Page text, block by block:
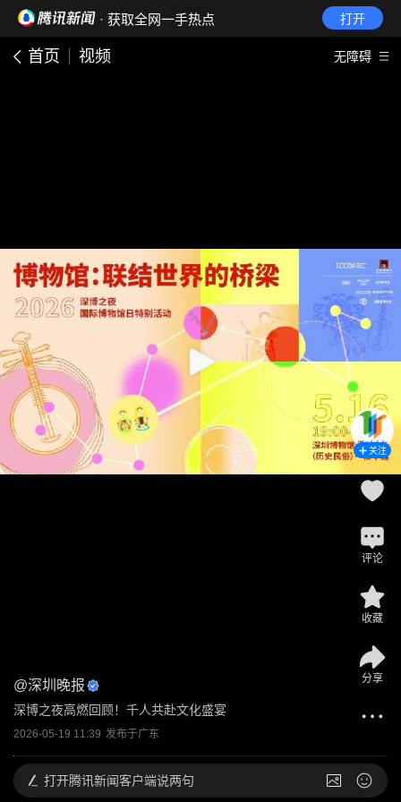
· 获取全网一手热点 打开
首页 视频 无障碍
@深圳晚报
深博之夜高燃回顾！千人共赴文化盛宴
2026-05-19 11:39 发布于广东
关注
评论
收藏
分享
打开腾讯新闻客户端说两句